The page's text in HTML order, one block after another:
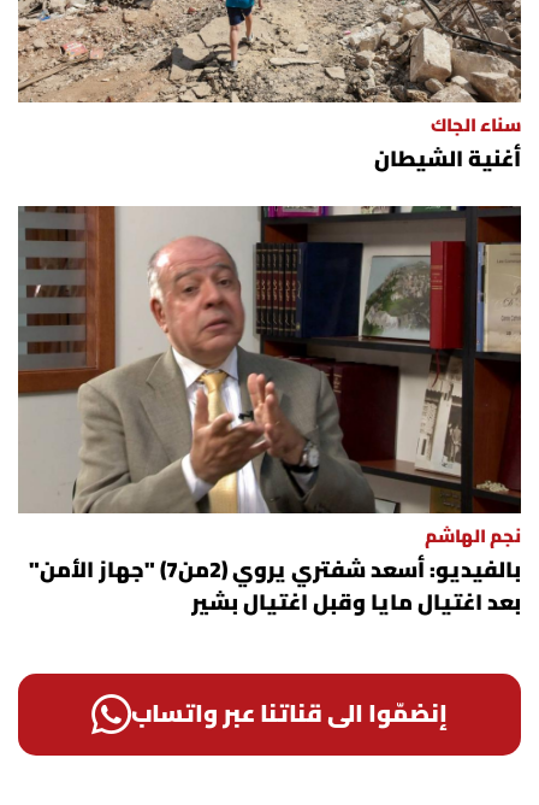
للتواصل معنا
شروط الاستخدام
شروط الإشتراك
Digital solutions by
سناء الجاك
أغنية الشيطان
نجم الهاشم
بالفيديو: أسعد شفتري يروي (2من7) "جهاز الأمن"
بعد اغتيال مايا وقبل اغتيال بشير
إنضمّوا الى قناتنا عبر واتساب